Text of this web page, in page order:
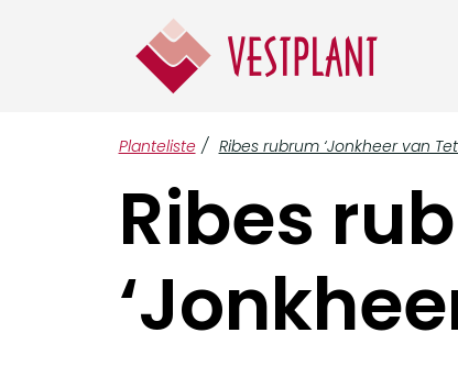
Planteliste / Ribes rubrum ‘Jonkheer van
Ribes